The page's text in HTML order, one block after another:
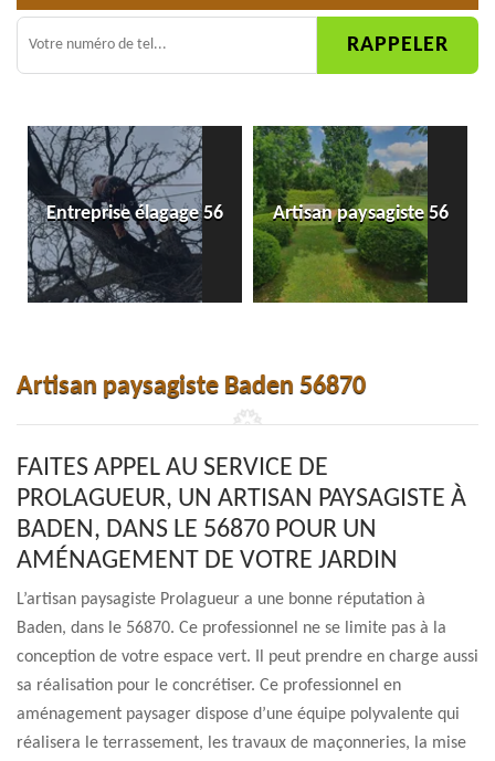
Entreprise élagage 56 Artisan paysagiste 56
Artisan paysagiste Baden 56870
FAITES APPEL AU SERVICE DE
PROLAGUEUR, UN ARTISAN PAYSAGISTE À
BADEN, DANS LE 56870 POUR UN
AMÉNAGEMENT DE VOTRE JARDIN
L’artisan paysagiste Prolagueur a une bonne réputation à
Baden, dans le 56870. Ce professionnel ne se limite pas à la
conception de votre espace vert. Il peut prendre en charge aussi
sa réalisation pour le concrétiser. Ce professionnel en
aménagement paysager dispose d’une équipe polyvalente qui
réalisera le terrassement, les travaux de maçonneries, la mise